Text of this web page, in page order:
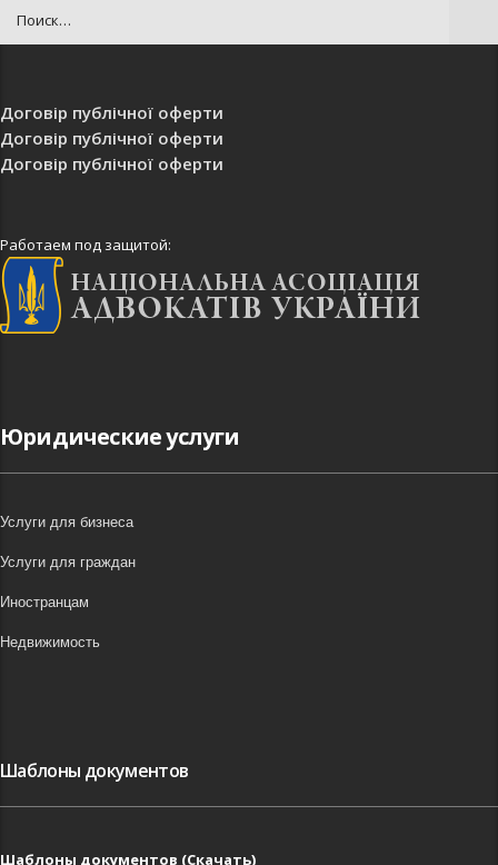
Договір публічної оферти
Договір публічної оферти
Договір публічної оферти
Работаем под защитой:
Юридические услуги
Услуги для бизнеса
Услуги для граждан
Иностранцам
Недвижимость
Шаблоны документов
Шаблоны документов (Скачать)